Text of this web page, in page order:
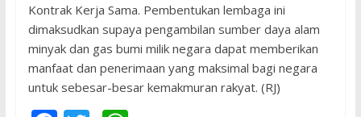
Kontrak Kerja Sama. Pembentukan lembaga ini
dimaksudkan supaya pengambilan sumber daya alam
minyak dan gas bumi milik negara dapat memberikan
manfaat dan penerimaan yang maksimal bagi negara
untuk sebesar-besar kemakmuran rakyat. (RJ)